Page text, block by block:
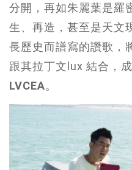
分開，再如朱麗葉是羅
生、再造，甚至是天文
長歷史而譜寫的讚歌，
跟其拉丁文lux 結合，
LVCEA。